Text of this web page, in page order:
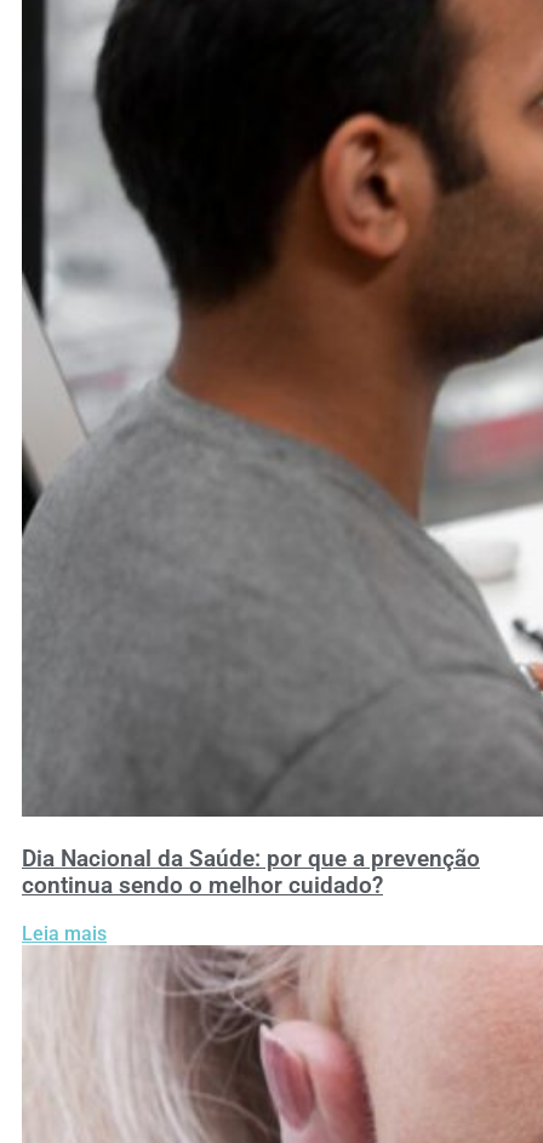
Dia Nacional da Saúde: por que a prevenção
continua sendo o melhor cuidado?
Leia mais